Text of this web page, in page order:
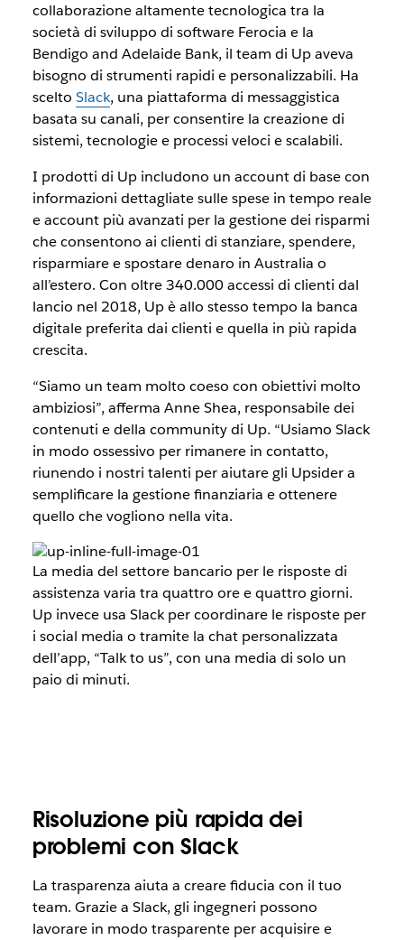
collaborazione altamente tecnologica tra la
società di sviluppo di software Ferocia e la
Bendigo and Adelaide Bank, il team di Up aveva
bisogno di strumenti rapidi e personalizzabili. Ha
scelto Slack, una piattaforma di messaggistica
basata su canali, per consentire la creazione di
sistemi, tecnologie e processi veloci e scalabili.
I prodotti di Up includono un account di base con
informazioni dettagliate sulle spese in tempo reale
e account più avanzati per la gestione dei risparmi
che consentono ai clienti di stanziare, spendere,
risparmiare e spostare denaro in Australia o
all’estero. Con oltre 340.000 accessi di clienti dal
lancio nel 2018, Up è allo stesso tempo la banca
digitale preferita dai clienti e quella in più rapida
crescita.
“Siamo un team molto coeso con obiettivi molto
ambiziosi”, afferma Anne Shea, responsabile dei
contenuti e della community di Up. “Usiamo Slack
in modo ossessivo per rimanere in contatto,
riunendo i nostri talenti per aiutare gli Upsider a
semplificare la gestione finanziaria e ottenere
quello che vogliono nella vita.
La media del settore bancario per le risposte di
assistenza varia tra quattro ore e quattro giorni.
Up invece usa Slack per coordinare le risposte per
i social media o tramite la chat personalizzata
dell’app, “Talk to us”, con una media di solo un
paio di minuti.
Risoluzione più rapida dei
problemi con Slack
La trasparenza aiuta a creare fiducia con il tuo
team. Grazie a Slack, gli ingegneri possono
lavorare in modo trasparente per acquisire e